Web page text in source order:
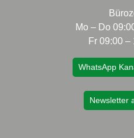
Mo – Do
Fr 09:00 –
WhatsApp
Newsletter